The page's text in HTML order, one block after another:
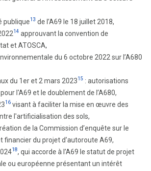
publique13 de l’A69 le 18 juillet 2018,
14 approuvant la convention de
et ATOSCA,
du 6 octobre 2022 sur l’A680
du 1er et 2 mars 202315 : autorisations
l'A69 et le doublement de l’A680,
16 visant à faciliter la mise en œuvre des
l'artificialisation des sols,
de la Commission d’enquête sur le
financier du projet d’autoroute A69,
18, qui accorde à l’A69 le statut de projet
ou européenne présentant un intérêt